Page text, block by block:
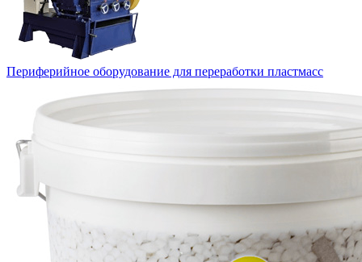
Периферийное оборудование для переработки пластмасс